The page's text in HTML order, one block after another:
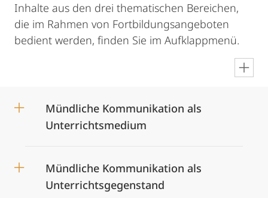
Inhalte aus den drei thematischen Bereichen,
die im Rahmen von Fortbildungsangeboten
bedient werden, finden Sie im Aufklappmenü.
Mündliche Kommunikation als
Unterrichtsmedium
Mündliche Kommunikation als
Unterrichtsgegenstand